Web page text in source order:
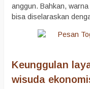
anggun. Bahkan,
bisa diselaraskan
Keunggulan
wisuda